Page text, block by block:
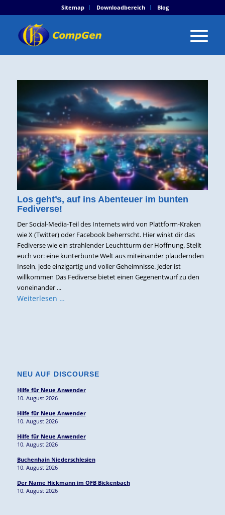
Sitemap Downloadbereich Blog
Los geht’s, auf ins Abenteuer im bunten
Fediverse!
Der Social-Media-Teil des Internets wird von Plattform-Kraken
wie X (Twitter) oder Facebook beherrscht. Hier winkt dir das
Fediverse wie ein strahlender Leuchtturm der Hoffnung. Stellt
euch vor: eine kunterbunte Welt aus miteinander plaudernden
Inseln, jede einzigartig und voller Geheimnisse. Jeder ist
willkommen Das Fediverse bietet einen Gegenentwurf zu den
voneinander ...
Weiterlesen …
NEU AUF DISCOURSE
Hilfe für Neue Anwender
10. August 2026
Hilfe für Neue Anwender
10. August 2026
Hilfe für Neue Anwender
10. August 2026
Buchenhain Niederschlesien
10. August 2026
Der Name Hickmann im OFB Bickenbach
10. August 2026